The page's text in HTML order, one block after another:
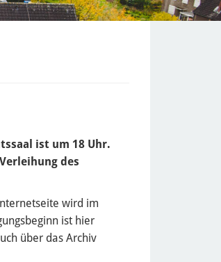
ist um 18 Uhr.
des
wird im
ist hier
über das Archiv